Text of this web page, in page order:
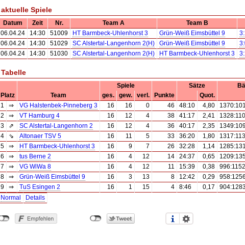
aktuelle Spiele
Datum Zeit Nr. Team A Team B
06.04.24
14:30 51009 HT Barmbeck-Uhlenhorst 3 Grün-Weiß Eimsbüttel 9
06.04.24
14:30 51029 SC Alstertal-Langenhorn 2(H) Grün-Weiß Eimsbüttel 9
06.04.24
14:30 51030 SC Alstertal-Langenhorn 2(H) HT Barmbeck-Uhlenhorst 3
Tabelle
Spiele Sätze
Platz
Team ges. gew. verl. Punkte Quot.
1
⇒ VG Halstenbek-Pinneberg 3 16 16 0 46 48:10 4,80
2
⇒ VT Hamburg 4 16 12 4 38 41:17 2,41
3
⇗ SC Alstertal-Langenhorn 2 16 12 4 36 40:17 2,35
4
⇘ Altonaer TSV 5 16 11 5 33 36:20 1,80
5
⇒ HT Barmbeck-Uhlenhorst 3 16 9 7 26 32:28 1,14
6
⇒ tus Berne 2 16 4 12 14 24:37 0,65
7
⇒ VG WiWa 8 16 4 12 11 15:39 0,38 996:1152
8
⇒ Grün-Weiß Eimsbüttel 9 16 3 13 8 12:42 0,29 958:1256
9
⇒ TuS Esingen 2 16 1 15 4 8:46 0,17
Normal
Details